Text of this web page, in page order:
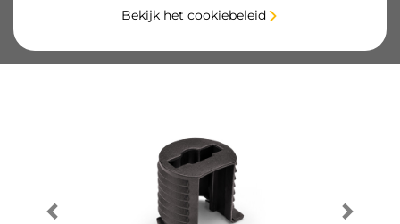
Bekijk het cookiebeleid